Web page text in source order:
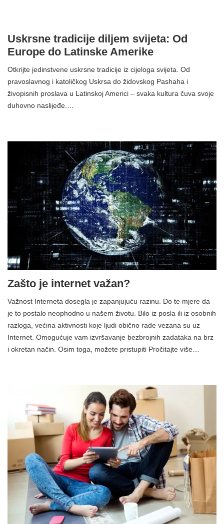
Uskrsne tradicije diljem svijeta: Od
Europe do Latinske Amerike
Otkrijte jedinstvene uskrsne tradicije iz cijeloga svijeta. Od
pravoslavnog i katoličkog Uskrsa do židovskog Pashaha i
živopisnih proslava u Latinskoj Americi – svaka kultura čuva svoje
duhovno naslijeđe.…
Zašto je internet važan?
Važnost Interneta dosegla je zapanjujuću razinu. Do te mjere da
je to postalo neophodno u našem životu. Bilo iz posla ili iz osobnih
razloga, većina aktivnosti koje ljudi obično rade vezana su uz
Internet. Omogućuje vam izvršavanje bezbrojnih zadataka na brz
i okretan način. Osim toga, možete pristupiti Pročitajte više…